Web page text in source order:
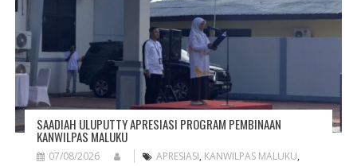
SAADIAH ULUPUTTY APRESIASI PROGRAM PEMBINAAN
KANWILPAS MALUKU
07/08/2026 APRESIASI, KANWILPAS MALUKU,